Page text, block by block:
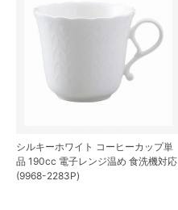
シルキーホワイト コーヒーカップ単
品 190cc 電子レンジ温め 食洗機対応
(9968-2283P)